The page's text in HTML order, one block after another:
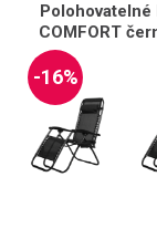
Polohovatelné
COMFORT
10160008
-16%